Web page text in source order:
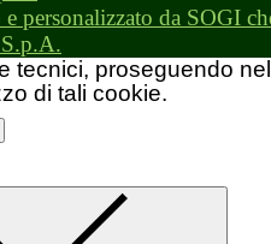
personalizzato da SOGI
tecnici, proseguendo
di tali cookie.